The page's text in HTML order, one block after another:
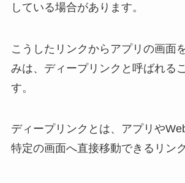
している場合があります。
こうしたリンクからアプリの画面
みは、ディープリンクと呼ばれる
す。
ディープリンクとは、アプリや
特定の画面へ直接移動できるリン